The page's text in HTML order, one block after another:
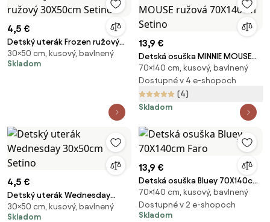
4,5 €
Detský uterák Frozen ružový
30X50cm Setino
30×50 cm, kusový, bavlnený
Skladom
13,9 €
Detská osuška MINNIE MOUSE
ružová 70X140cm Setino
70×140 cm, kusový, bavlnený
Dostupné v 4 e-shopoch
(4)
Skladom
4,5 €
Detský uterák Wednesday
30x50cm Setino
30×50 cm, kusový, bavlnený
Skladom
13,9 €
Detská osuška Bluey 70X140cm
Faro
70×140 cm, kusový, bavlnený
Dostupné v 2 e-shopoch
Skladom